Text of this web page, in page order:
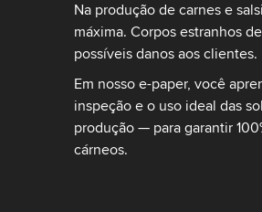
Na produção de carnes e
máxima. Corpos estranhos
possíveis danos aos clientes.
Em nosso e-paper, você
inspeção e o uso ideal das
produção — para garantir
cárneos.